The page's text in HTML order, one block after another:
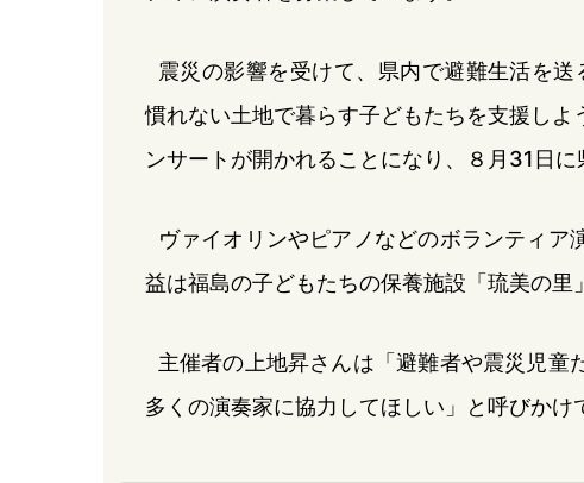
震災の影響を受けて、県内で避難生活を
慣れない土地で暮らす子どもたちを支援し
ンサートが開かれることになり、８月31日に
ヴァイオリンやピアノなどのボランティア
益は福島の子どもたちの保養施設「琉美の里
主催者の上地昇さんは「避難者や震災児童
多くの演奏家に協力してほしい」と呼びかけ